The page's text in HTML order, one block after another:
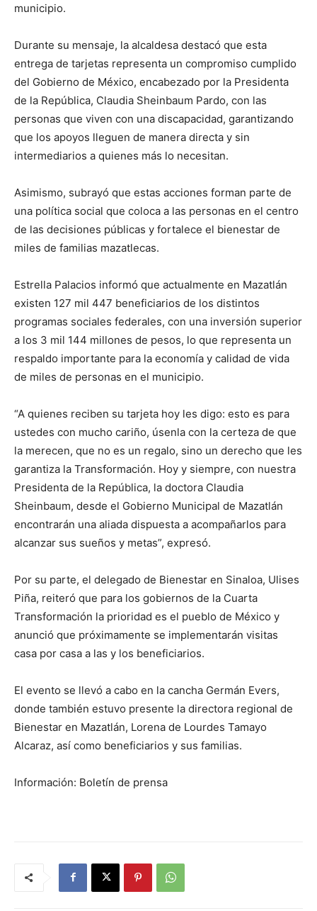
municipio.
Durante su mensaje, la alcaldesa destacó que esta
entrega de tarjetas representa un compromiso cumplido
del Gobierno de México, encabezado por la Presidenta
de la República, Claudia Sheinbaum Pardo, con las
personas que viven con una discapacidad, garantizando
que los apoyos lleguen de manera directa y sin
intermediarios a quienes más lo necesitan.
Asimismo, subrayó que estas acciones forman parte de
una política social que coloca a las personas en el centro
de las decisiones públicas y fortalece el bienestar de
miles de familias mazatlecas.
Estrella Palacios informó que actualmente en Mazatlán
existen 127 mil 447 beneficiarios de los distintos
programas sociales federales, con una inversión superior
a los 3 mil 144 millones de pesos, lo que representa un
respaldo importante para la economía y calidad de vida
de miles de personas en el municipio.
“A quienes reciben su tarjeta hoy les digo: esto es para
ustedes con mucho cariño, úsenla con la certeza de que
la merecen, que no es un regalo, sino un derecho que les
garantiza la Transformación. Hoy y siempre, con nuestra
Presidenta de la República, la doctora Claudia
Sheinbaum, desde el Gobierno Municipal de Mazatlán
encontrarán una aliada dispuesta a acompañarlos para
alcanzar sus sueños y metas”, expresó.
Por su parte, el delegado de Bienestar en Sinaloa, Ulises
Piña, reiteró que para los gobiernos de la Cuarta
Transformación la prioridad es el pueblo de México y
anunció que próximamente se implementarán visitas
casa por casa a las y los beneficiarios.
El evento se llevó a cabo en la cancha Germán Evers,
donde también estuvo presente la directora regional de
Bienestar en Mazatlán, Lorena de Lourdes Tamayo
Alcaraz, así como beneficiarios y sus familias.
Información: Boletín de prensa